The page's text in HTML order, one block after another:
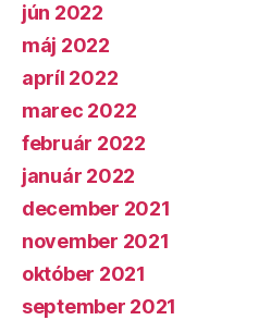
jún 2022
máj 2022
apríl 2022
marec 2022
február 2022
január 2022
december 2021
november 2021
október 2021
september 2021